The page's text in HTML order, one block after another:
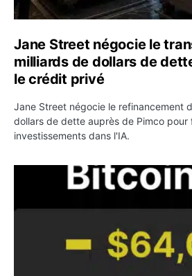
Jane Street négocie le
milliards de dollars de
le crédit privé
Jane Street négocie le refinancement
dollars de dette auprès de Pimco pour
investissements dans l'IA.
Bitcoin stagne à 64 000 dollars